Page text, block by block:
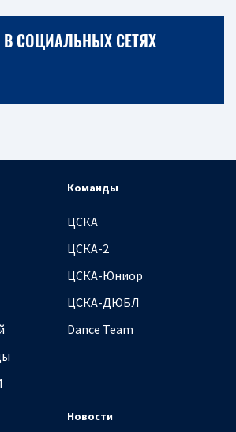
В СОЦИАЛЬНЫХ СЕТЯХ
Команды
ЦСКА
ЦСКА-2
ЦСКА-Юниор
ЦСКА-ДЮБЛ
Dance Team
Новости